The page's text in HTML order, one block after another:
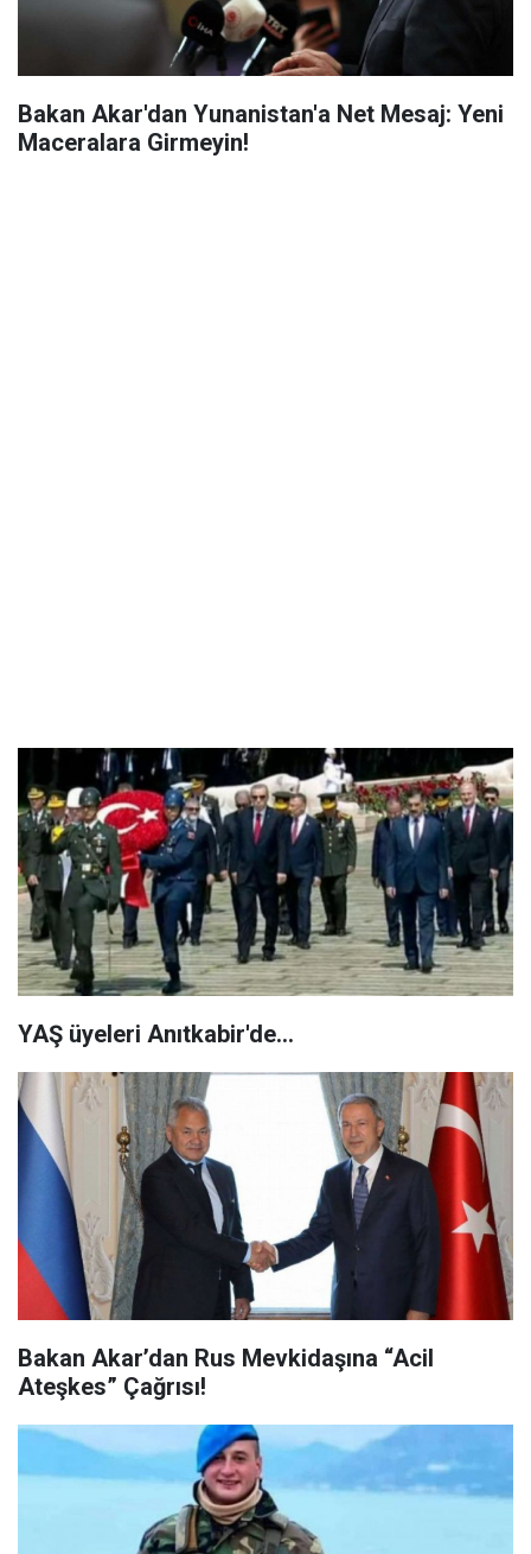
Bakan Akar'dan Yunanistan'a Net Mesaj: Yeni
Maceralara Girmeyin!
YAŞ üyeleri Anıtkabir'de...
Bakan Akar’dan Rus Mevkidaşına “Acil
Ateşkes” Çağrısı!